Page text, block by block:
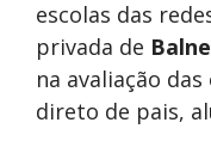
escolas das
privada de
na avaliação
direto de pais,